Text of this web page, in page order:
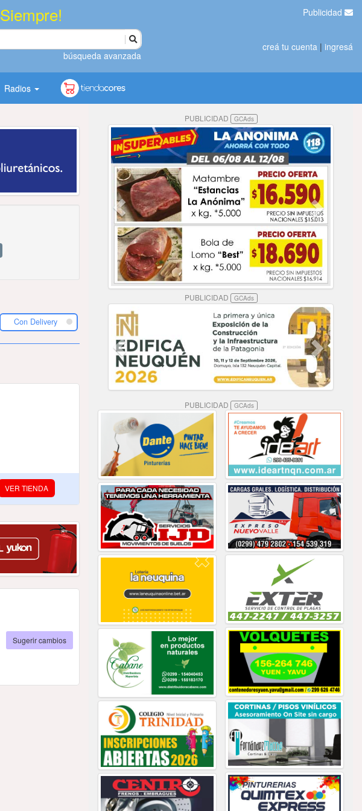
Siempre!
búsqueda avanzada
Publicidad
creá tu cuenta | ingresá
Radios
Con Delivery
VER TIENDA
Sugerir cambios
PUBLICIDAD GCAds
PUBLICIDAD GCAds
PUBLICIDAD GCAds